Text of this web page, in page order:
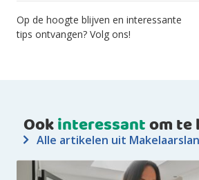
Op de hoogte blijven en interessante
tips ontvangen? Volg ons!
Ookinteressantom te
Alle artikelen uit